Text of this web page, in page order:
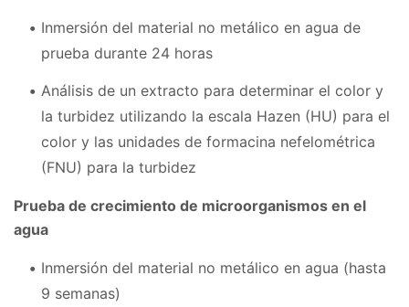
Inmersión del material no metálico en agua de
prueba durante 24 horas
Análisis de un extracto para determinar el color y
la turbidez utilizando la escala Hazen (HU) para el
color y las unidades de formacina nefelométrica
(FNU) para la turbidez
Prueba de crecimiento de microorganismos en el
agua
Inmersión del material no metálico en agua (hasta
9 semanas)